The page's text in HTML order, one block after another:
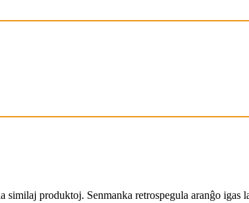
produktoj. Senmanka retrospegula aranĝo igas